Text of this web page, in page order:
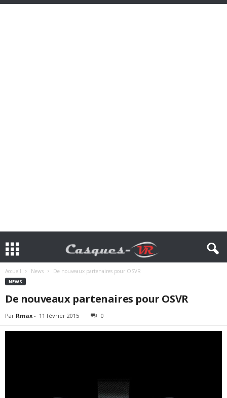
Accueil News De nouveaux partenaires pour OSVR
NEWS
De nouveaux partenaires pour OSVR
Par Rmax - 11 février 2015 0